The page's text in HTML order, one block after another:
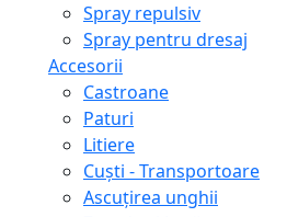
Spray repulsiv
Spray pentru dresaj
Accesorii
Castroane
Paturi
Litiere
Сuști - Transportoare
Ascuţirea unghii